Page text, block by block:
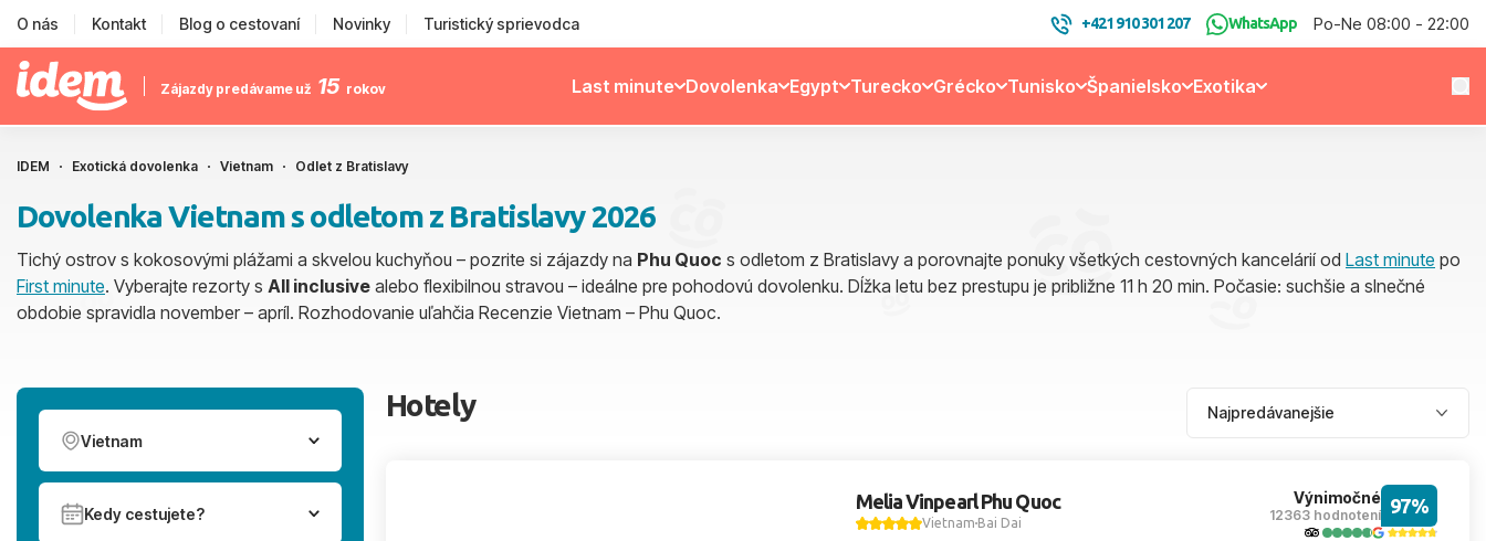
O nás Kontakt Blog o cestovaní Novinky Turistický sprievodca +421 910 301 207 WhatsApp Po-Ne 08:00 - 22:00
Zájazdy predávame už 15 rokov Last minute Dovolenka Egypt Turecko Grécko Tunisko Španielsko Exotika
IDEM Exotická dovolenka Vietnam Odlet z Bratislavy
Dovolenka Vietnam s odletom z Bratislavy 2026
Tichý ostrov s kokosovými plážami a skvelou kuchyňou – pozrite si zájazdy na Phu Quoc s odletom z Bratislavy a porovnajte ponuky všetkých cestovných kancelárií od Last minute po
First minute. Vyberajte rezorty s All inclusive alebo flexibilnou stravou – ideálne pre pohodovú dovolenku. Dĺžka letu bez prestupu je približne 11 h 20 min. Počasie: suchšie a slnečné
obdobie spravidla november – apríl. Rozhodovanie uľahčia Recenzie Vietnam – Phu Quoc.
Vietnam
Kedy cestujete?
Hotely
Melia Vinpearl Phu Quoc
VietnamBai Dai
Výnimočné
12363 hodnotení 97%